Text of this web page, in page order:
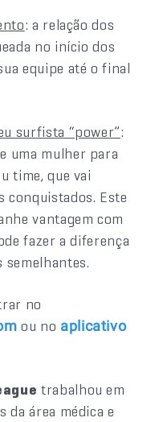
: a relação dos
no início dos
equipe até o final
surfista “power”:
uma mulher para
time, que vai
Este
vantagem com
fazer a diferença
semelhantes.
no
ou no aplicativo
trabalhou em
da área médica e